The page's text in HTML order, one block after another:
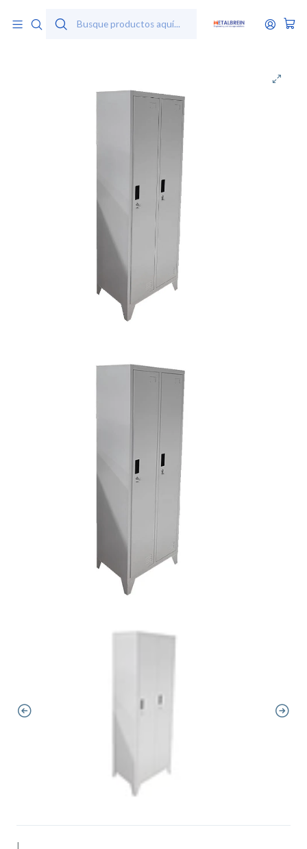
Locker Metálico 2 cuerpos 2 puertas